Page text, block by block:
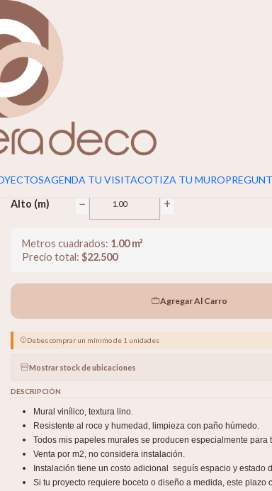
AGENDA TU VISITACOTIZA TU MURO
Para un calce perfecto, considerar sumar 5cm extra al ancho y
Mapamundi Animales
$22.500
Alto (m) − +
Metros cuadrados: 1.00m²
Precio total: $22.500
Agregar Al Carro
Debes comprar un mínimo de 1 unidades
Mostrar stock de ubicaciones
DESCRIPCIÓN
Mural vinílico, textura lino.
Resistente al roce y humedad, limpieza con paño húmedo.
Todos mis papeles murales se producen especialmente
Venta por m2, no considera instalación.
Instalación tiene un costo adicional seguís espacio y estado
Si tu proyecto requiere boceto o diseño a medida, este plazo